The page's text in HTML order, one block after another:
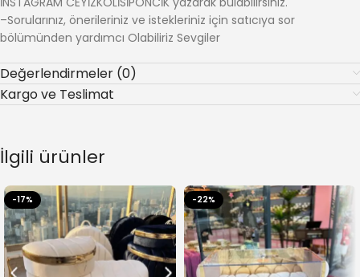
–Sorularınız, önerileriniz ve istekleriniz için satıcıya sor
bölümünden yardımcı Olabiliriz Sevgiler
Değerlendirmeler (0)
Kargo ve Teslimat
İlgili ürünler
-17% -22%